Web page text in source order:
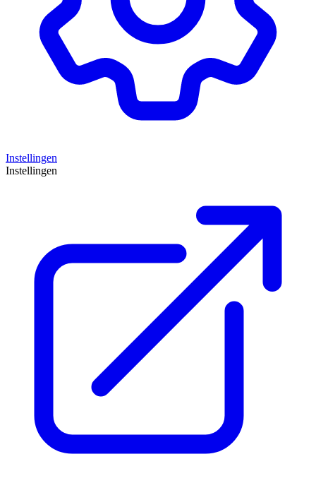
Instellingen
Instellingen